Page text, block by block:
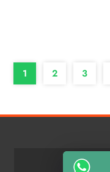
1 2 3